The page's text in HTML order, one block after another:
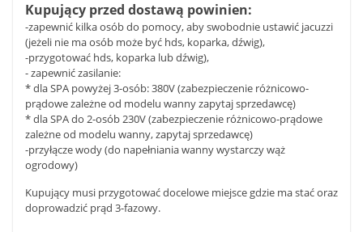
Kupujący przed dostawą powinien:
-zapewnić kilka osób do pomocy, aby swobodnie ustawić jacuzzi
(jeżeli nie ma osób może być hds, koparka, dźwig),
-przygotować hds, koparka lub dźwig),
- zapewnić zasilanie:
* dla SPA powyżej 3-osób: 380V (zabezpieczenie różnicowo-
prądowe zależne od modelu wanny zapytaj sprzedawcę)
* dla SPA do 2-osób 230V (zabezpieczenie różnicowo-prądowe
zależne od modelu wanny, zapytaj sprzedawcę)
-przyłącze wody (do napełniania wanny wystarczy wąż
ogrodowy)
Kupujący musi przygotować docelowe miejsce gdzie ma stać oraz
doprowadzić prąd 3-fazowy.